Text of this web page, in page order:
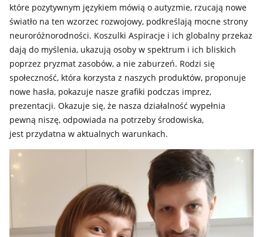
które pozytywnym językiem mówią o autyzmie, rzucają nowe
światło na ten wzorzec rozwojowy, podkreślają mocne strony
neuroróżnorodności. Koszulki Aspiracje i ich globalny przekaz
dają do myślenia, ukazują osoby w spektrum i ich bliskich
poprzez pryzmat zasobów, a nie zaburzeń. Rodzi się
społeczność, która korzysta z naszych produktów, proponuje
nowe hasła, pokazuje nasze grafiki podczas imprez,
prezentacji. Okazuje się, że nasza działalność wypełnia
pewną niszę, odpowiada na potrzeby środowiska,
jest przydatna w aktualnych warunkach.